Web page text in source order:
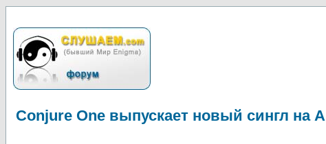
Conjure One выпускает новый сингл на